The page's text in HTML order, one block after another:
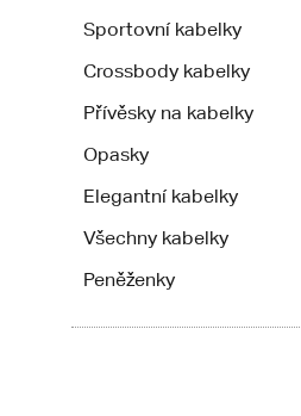
Sportovní kabelky
Crossbody kabelky
Přívěsky na kabelky
Opasky
Elegantní kabelky
Všechny kabelky
Peněženky